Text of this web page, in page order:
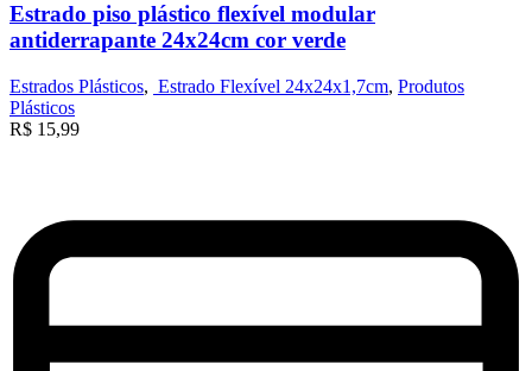
Estrado piso plástico flexível modular
antiderrapante 24x24cm cor verde
Estrados Plásticos, Estrado Flexível 24x24x1,7cm, Produtos
Plásticos
R$ 15,99